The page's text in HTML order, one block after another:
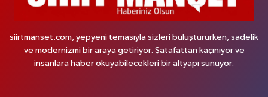
siirtmanset.com, yepyeni temasıyla sizleri buluştururken, sadelik
ve modernizmi bir araya getiriyor. Şatafattan kaçınıyor ve
insanlara haber okuyabilecekleri bir altyapı sunuyor.